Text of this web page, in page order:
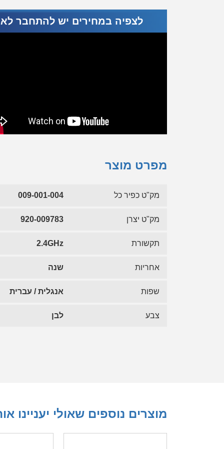
לצפיה במחירים יש להתחבר
מפרט מוצר
מק"ט כפיר כל 009-001-004
מק"ט יצרן 920-009783
תקשורת 2.4GHz
אחריות שנה
שפות אנגלית / עברית
צבע לבן
מוצרים נוספים שאולי יעניינו